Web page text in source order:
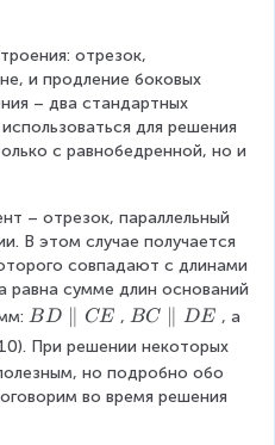
отрезок,
и продление боковых
– два стандартных
для решения
с равнобедренной, но и
– отрезок, параллельный
В этом случае получается
совпадают с длинами
равна сумме длин оснований
B
D
BD ∥ CE , B
C
p
BC ∥ DE , а
При решении некоторых
но подробно обо
во время решения